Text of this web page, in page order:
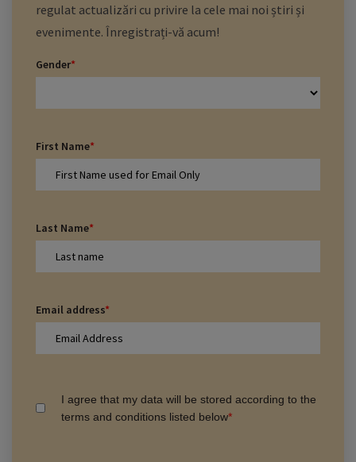
regulat actualizări cu privire la cele mai noi știri și
evenimente. Înregistrați-vă acum!
Gender*
First Name*
Last Name*
Email address*
I agree that my data will be stored according to the
terms and conditions listed below*